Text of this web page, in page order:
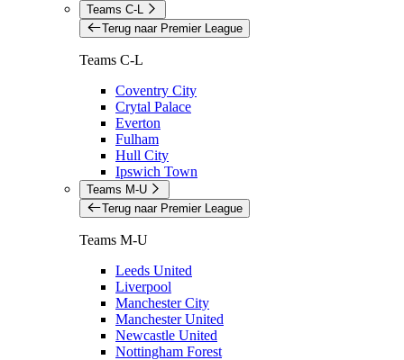
Teams C-L
Terug naar Premier League
Teams C-L
Coventry City
Crytal Palace
Everton
Fulham
Hull City
Ipswich Town
Teams M-U
Terug naar Premier League
Teams M-U
Leeds United
Liverpool
Manchester City
Manchester United
Newcastle United
Nottingham Forest